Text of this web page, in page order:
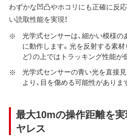
わずかな凹凸やホコリにも正確に反
い読取性能を実現！
光学式センサーは、細かい模様
に動作します。光を反射する素
ど）の上ではトラッキング性能が
光学式センサーの青い光を直接
より、目を傷める可能性がありま
最大10mの操作距離を
ヤレス